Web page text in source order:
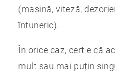
(mașină, viteză,
întuneric).
În orice caz, cert e că
mult sau mai puțin